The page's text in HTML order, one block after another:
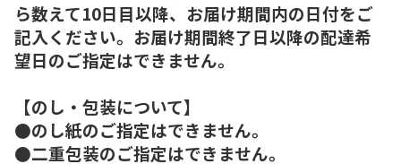
ら数えて10日目以降、お届け期間内の日付をご
記入ください。お届け期間終了日以降の配達希
望日のご指定はできません。
【のし・包装について】
●のし紙のご指定はできません。
●二重包装のご指定はできません。